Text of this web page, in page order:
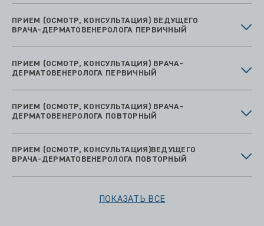
ПРИЕМ (ОСМОТР, КОНСУЛЬТАЦИЯ) ВЕДУЩЕГО
ВРАЧА-ДЕРМАТОВЕНЕРОЛОГА ПЕРВИЧНЫЙ
ПРИЕМ (ОСМОТР, КОНСУЛЬТАЦИЯ) ВРАЧА-
ДЕРМАТОВЕНЕРОЛОГА ПЕРВИЧНЫЙ
ПРИЕМ (ОСМОТР, КОНСУЛЬТАЦИЯ) ВРАЧА-
ДЕРМАТОВЕНЕРОЛОГА ПОВТОРНЫЙ
ПРИЕМ (ОСМОТР, КОНСУЛЬТАЦИЯ)ВЕДУЩЕГО
ВРАЧА-ДЕРМАТОВЕНЕРОЛОГА ПОВТОРНЫЙ
ПОКАЗАТЬ ВСЕ